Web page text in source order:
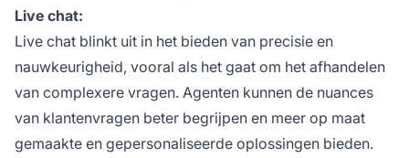
Live chat:
Live chat blinkt uit in het bieden van precisie en
nauwkeurigheid, vooral als het gaat om het afhandelen
van complexere vragen. Agenten kunnen de nuances
van klantenvragen beter begrijpen en meer op maat
gemaakte en gepersonaliseerde oplossingen bieden.